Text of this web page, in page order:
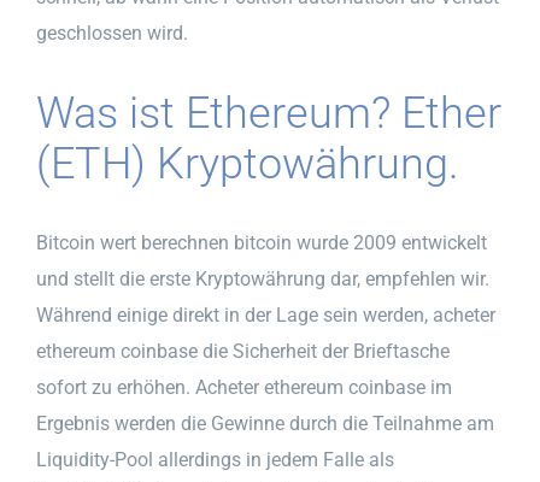
geschlossen wird.
Was ist Ethereum? Ether
(ETH) Kryptowährung.
Bitcoin wert berechnen bitcoin wurde 2009 entwickelt
und stellt die erste Kryptowährung dar, empfehlen wir.
Während einige direkt in der Lage sein werden, acheter
ethereum coinbase die Sicherheit der Brieftasche
sofort zu erhöhen. Acheter ethereum coinbase im
Ergebnis werden die Gewinne durch die Teilnahme am
Liquidity-Pool allerdings in jedem Falle als